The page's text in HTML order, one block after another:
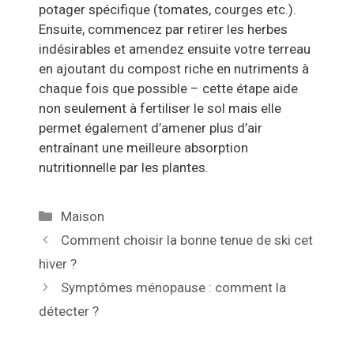
potager spécifique (tomates, courges etc.).
Ensuite, commencez par retirer les herbes
indésirables et amendez ensuite votre terreau
en ajoutant du compost riche en nutriments à
chaque fois que possible – cette étape aide
non seulement à fertiliser le sol mais elle
permet également d’amener plus d’air
entraînant une meilleure absorption
nutritionnelle par les plantes.
Catégories
Maison
Navigation
des
Comment choisir la bonne tenue de ski cet
hiver ?
Symptômes ménopause : comment la
détecter ?